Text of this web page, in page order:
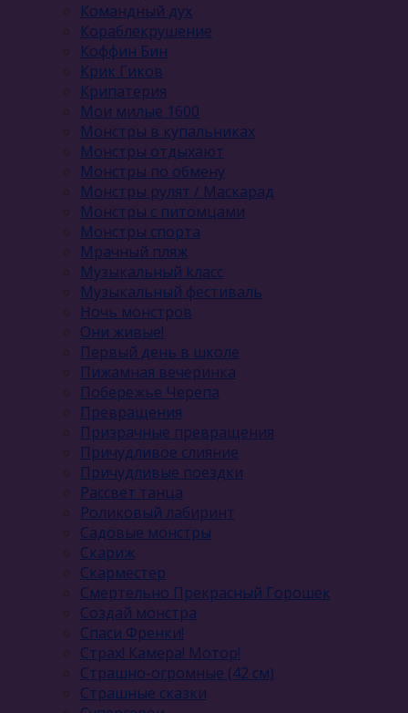
Командный дух
Кораблекрушение
Коффин Бин
Крик Гиков
Крипатерия
Мои милые 1600
Монстры в купальниках
Монстры отдыхают
Монстры по обмену
Монстры рулят / Маскарад
Монстры с питомцами
Монстры спорта
Мрачный пляж
Музыкальный kласс
Музыкальный фестиваль
Ночь монстров
Они живые!
Первый день в школе
Пижамная вечеринка
Побережье Черепа
Превращения
Призрачные превращения
Причудливое слияние
Причудливые поездки
Рассвет танца
Роликовый лабиринт
Садовые монстры
Скариж
Скарместер
Смертельно Прекрасный Горошек
Создай монстра
Спаси Френки!
Страх! Камера! Мотор!
Страшно-огромные (42 см)
Страшные сказки